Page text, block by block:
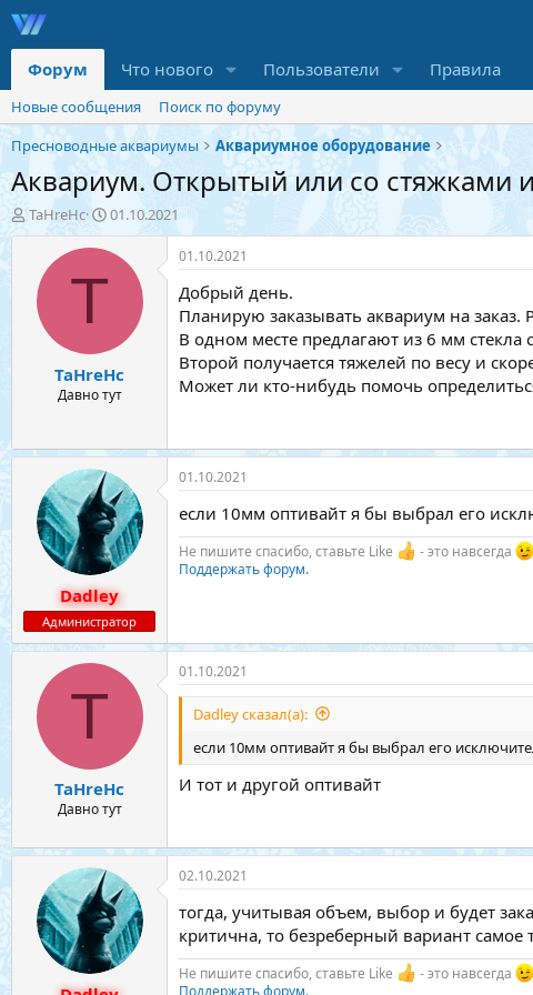
Форум Что нового Пользователи Правила
Новые сообщения
Поиск по форуму
Пресноводные аквариумы
Аквариумное оборудование
Аквариум. Открытый или со стяжками
А
в
TaHreHc
Д
а
т
а
л
а
01.10.2021
T
TaHreHc
Давно тут
01.10.2021
Добрый день.
Планирую заказывать аквариум на
В одном месте предлагают из 6 мм
Второй получается тяжелей по весу и
Может ли кто-нибудь помочь
Dadley
Администратор
01.10.2021
если 10мм оптивайт я бы выбрал его
Не пишите спасибо, ставьте Like
- это навсегда
Поддержать форум.
T
TaHreHc
Давно тут
01.10.2021
Dadley сказал(а):
если 10мм оптивайт я бы выбрал его
И тот и другой оптивайт
02.10.2021
тогда, учитывая объем, выбор и будет
критична, то безреберный вариант
Не пишите спасибо, ставьте Like
- это навсегда
Поддержать форум.